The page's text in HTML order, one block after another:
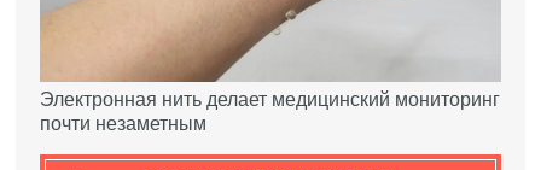
Электронная нить делает медицинский мониторинг
почти незаметным